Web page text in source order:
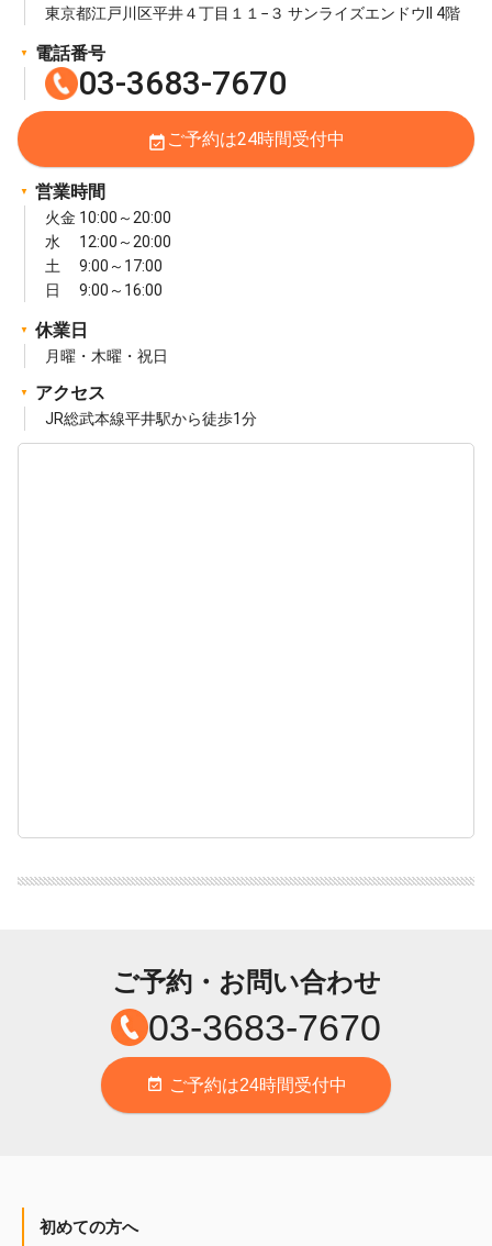
東京都江戸川区平井４丁目１１−３ サンライズエンドウII 4階
電話番号
03-3683-7670
event_available ご予約は24時間受付中
営業時間
火金 10:00～20:00
水 12:00～20:00
土 9:00～17:00
日 9:00～16:00
休業日
月曜・木曜・祝日
アクセス
JR総武本線平井駅から徒歩1分
ご予約・お問い合わせ
03-3683-7670
event_available ご予約は24時間受付中
初めての方へ